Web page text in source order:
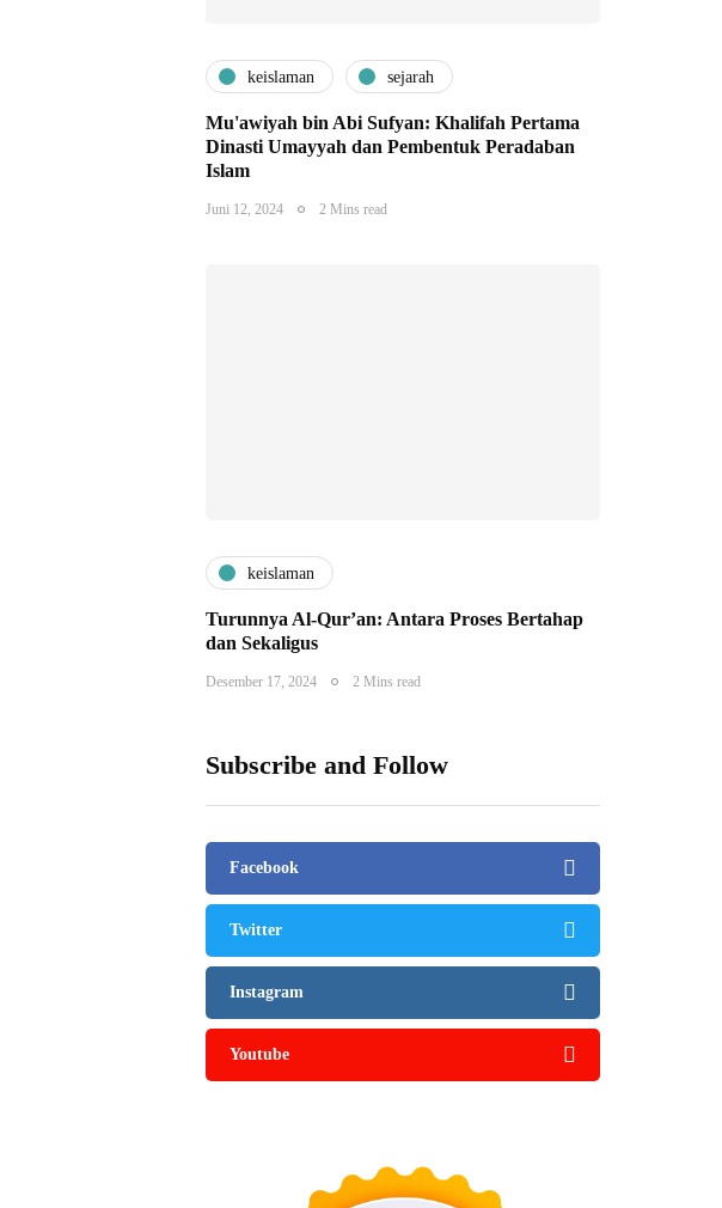
keislaman sejarah
Mu'awiyah bin Abi Sufyan: Khalifah Pertama
Dinasti Umayyah dan Pembentuk Peradaban
Islam
Juni 12, 2024 2 Mins read
keislaman
Turunnya Al-Qur’an: Antara Proses Bertahap
dan Sekaligus
Desember 17, 2024 2 Mins read
Subscribe and Follow
Facebook
Twitter
Instagram
Youtube